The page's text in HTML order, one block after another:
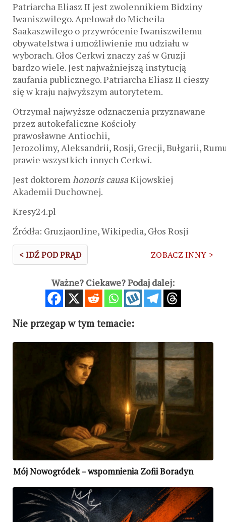
Patriarcha Eliasz II jest zwolennikiem Bidziny
Iwaniszwilego. Apelował do Micheila
Saakaszwilego o przywrócenie Iwaniszwilemu
obywatelstwa i umożliwienie mu udziału w
wyborach. Głos Cerkwi znaczy zaś w Gruzji
bardzo wiele. Jest najważniejszą instytucją
zaufania publicznego. Patriarcha Eliasz II cieszy
się w kraju najwyższym autorytetem.
Otrzymał najwyższe odznaczenia przyznawane
przez autokefaliczne Kościoły
prawosławne Antiochii,
Jerozolimy, Aleksandrii, Rosji, Grecji, Bułgarii,
prawie wszystkich innych Cerkwi.
Jest doktoremhonoris causaKijowskiej
Akademii Duchownej.
Kresy24.pl
Źródła: Gruzjaonline, Wikipedia, Głos Rosji
< IDŹ POD PRĄD ZOBACZ INNY >
Ważne? Ciekawe? Podaj dalej:
Nie przegap w tym temacie:
Mój Nowogródek – wspomnienia Zofii Boradyn